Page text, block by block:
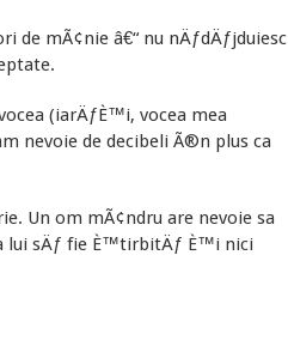
de mÃ¢nie â€“ nu nÄƒdÄƒjduiesc
(iarÄƒÈ™i, vocea mea
nevoie de decibeli Ã®n plus ca
Un om mÃ¢ndru are nevoie sa
lui sÄƒ fie È™tirbitÄƒ È™i nici